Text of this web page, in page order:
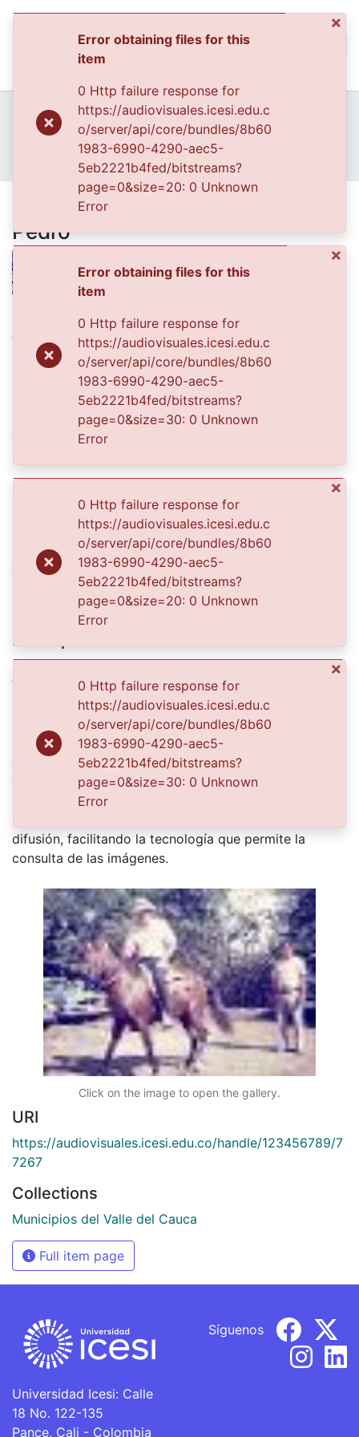
All of DSpace
Statistics
Home
Archivo del Patrimonio Fotográfico y Fílmico del Valle del Cauca
Municipios del Valle del Cauca
Municipios del Valle del Cauca
Carlos Alberto Lozano. San Pedro
Carlos Alberto Lozano. San
Pedro
VALLE000281.jpg(1010.44 KB)
Date
1944-06-01
Authors
Publisher
Biblioteca Departamental Jorge Garcés Borrero
Abstract
Foto familiar. Carlos Lozano preparandose para
participar de la cabalgata en las fiestas de San Pedro
Description
El Archivo del Patrimonio Fotográfico y Fílmico del
Valle del Cauca es responsabilidad de la Biblioteca
Departamental del Valle Jorge Garcés Borrero, con el
propósito de aunar esfuerzos para su conservación,
preservación y divulgación del Archivo entre la
comunidad Vallecaucana, especialmente entre los
estudiantes e investigadores que visitan la Biblioteca,
propiciando su uso y consulta permanente. La
difusión, facilitando la tecnología que permite la
consulta de las imágenes.
Click on the image to open the gallery.
URI
https://audiovisuales.icesi.edu.co/handle/123456789/7
7267
Collections
Municipios del Valle del Cauca
Full item page
Universidad Icesi: Calle
18 No. 122-135
Pance, Cali - Colombia
Síguenos
×
Error obtaining files for this
item
0 Http failure response for
https://audiovisuales.icesi.edu.c
o/server/api/core/bundles/8b60
1983-6990-4290-aec5-
5eb2221b4fed/bitstreams?
page=0&size=20: 0 Unknown
Error
×
Error obtaining files for this
item
0 Http failure response for
https://audiovisuales.icesi.edu.c
o/server/api/core/bundles/8b60
1983-6990-4290-aec5-
5eb2221b4fed/bitstreams?
page=0&size=30: 0 Unknown
Error
0 Http failure response for
https://audiovisuales.icesi.edu.c
o/server/api/core/bundles/8b60
1983-6990-4290-aec5-
5eb2221b4fed/bitstreams?
page=0&size=20: 0 Unknown
Error
0 Http failure response for
https://audiovisuales.icesi.edu.c
o/server/api/core/bundles/8b60
1983-6990-4290-aec5-
5eb2221b4fed/bitstreams?
page=0&size=30: 0 Unknown
Error